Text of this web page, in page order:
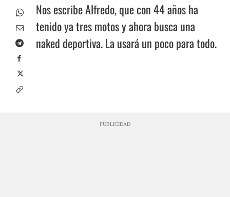
Nos escribe Alfredo, que con 44 años ha
tenido ya tres motos y ahora busca una
naked deportiva. La usará un poco para todo.
PUBLICIDAD